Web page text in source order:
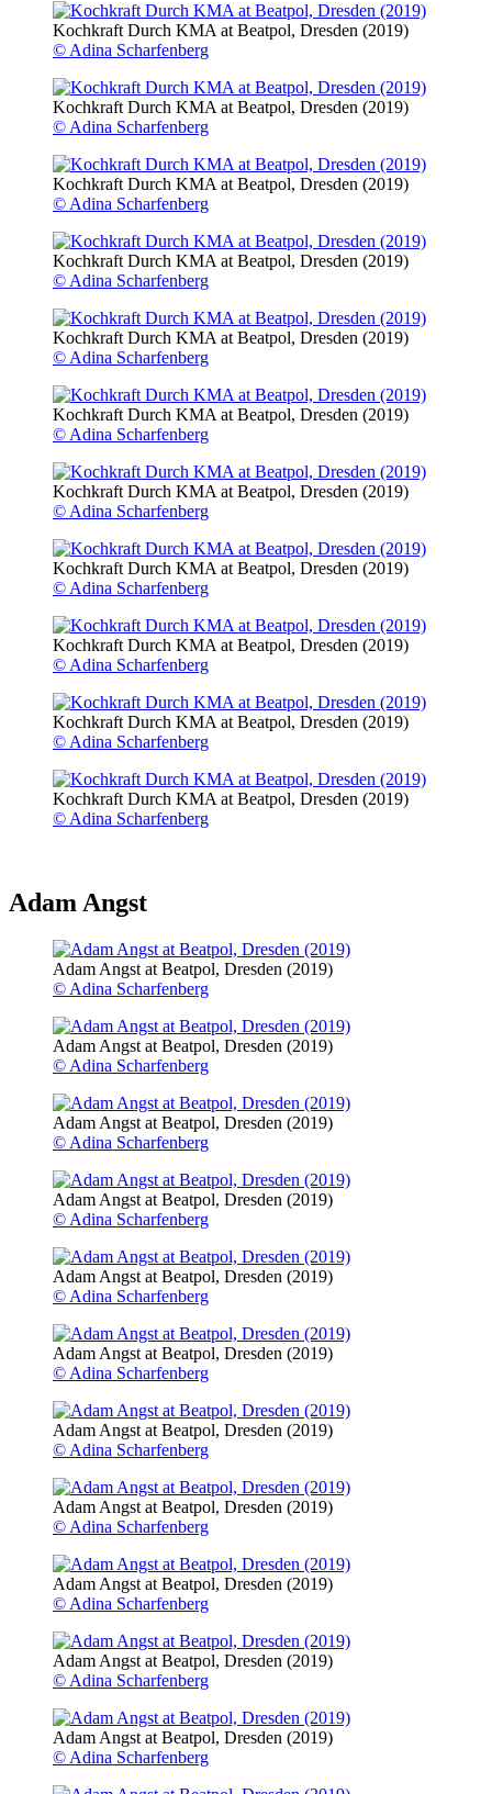
Kochkraft Durch KMA at Beatpol, Dresden (2019)
© Adina Scharfenberg
Kochkraft Durch KMA at Beatpol, Dresden (2019)
© Adina Scharfenberg
Kochkraft Durch KMA at Beatpol, Dresden (2019)
© Adina Scharfenberg
Kochkraft Durch KMA at Beatpol, Dresden (2019)
© Adina Scharfenberg
Kochkraft Durch KMA at Beatpol, Dresden (2019)
© Adina Scharfenberg
Kochkraft Durch KMA at Beatpol, Dresden (2019)
© Adina Scharfenberg
Kochkraft Durch KMA at Beatpol, Dresden (2019)
© Adina Scharfenberg
Kochkraft Durch KMA at Beatpol, Dresden (2019)
© Adina Scharfenberg
Kochkraft Durch KMA at Beatpol, Dresden (2019)
© Adina Scharfenberg
Kochkraft Durch KMA at Beatpol, Dresden (2019)
© Adina Scharfenberg
Kochkraft Durch KMA at Beatpol, Dresden (2019)
© Adina Scharfenberg
Adam Angst
Adam Angst at Beatpol, Dresden (2019)
© Adina Scharfenberg
Adam Angst at Beatpol, Dresden (2019)
© Adina Scharfenberg
Adam Angst at Beatpol, Dresden (2019)
© Adina Scharfenberg
Adam Angst at Beatpol, Dresden (2019)
© Adina Scharfenberg
Adam Angst at Beatpol, Dresden (2019)
© Adina Scharfenberg
Adam Angst at Beatpol, Dresden (2019)
© Adina Scharfenberg
Adam Angst at Beatpol, Dresden (2019)
© Adina Scharfenberg
Adam Angst at Beatpol, Dresden (2019)
© Adina Scharfenberg
Adam Angst at Beatpol, Dresden (2019)
© Adina Scharfenberg
Adam Angst at Beatpol, Dresden (2019)
© Adina Scharfenberg
Adam Angst at Beatpol, Dresden (2019)
© Adina Scharfenberg